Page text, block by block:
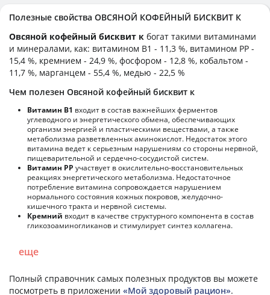
Полезные свойства ОВСЯНОЙ КОФЕЙНЫЙ БИСКВИТ К
Овсяной кофейный бисквит к богат такими витаминами
и минералами, как: витамином B1 - 11,3 %, витамином PP -
15,4 %, кремнием - 24,9 %, фосфором - 12,8 %, кобальтом -
11,7 %, марганцем - 55,4 %, медью - 22,5 %
Чем полезен Овсяной кофейный бисквит к
Витамин В1 входит в состав важнейших ферментов
углеводного и энергетического обмена, обеспечивающих
организм энергией и пластическими веществами, а также
метаболизма разветвленных аминокислот. Недостаток этого
витамина ведет к серьезным нарушениям со стороны нервной,
пищеварительной и сердечно-сосудистой систем.
Витамин РР участвует в окислительно-восстановительных
реакциях энергетического метаболизма. Недостаточное
потребление витамина сопровождается нарушением
нормального состояния кожных покровов, желудочно-
кишечного тракта и нервной системы.
Кремний входит в качестве структурного компонента в состав
гликозоаминогликанов и стимулирует синтез коллагена.
еще
Полный справочник самых полезных продуктов вы можете
посмотреть в приложении «Мой здоровый рацион».